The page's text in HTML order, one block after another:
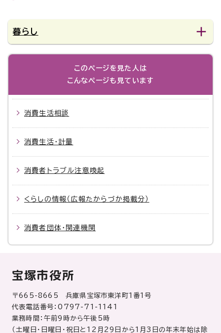
暮らし
このページを見た人は
こんなページも見ています
消費生活相談
消費生活・計量
消費者トラブル注意喚起
くらしの情報（広報たからづか掲載分）
消費者団体・関連機関
宝塚市役所
〒665-8665 兵庫県宝塚市東洋町1番1号
代表電話番号：0797-71-1141
業務時間：午前9時から午後5時
（土曜日・日曜日・祝日と12月29日から1月3日の年末年始は除